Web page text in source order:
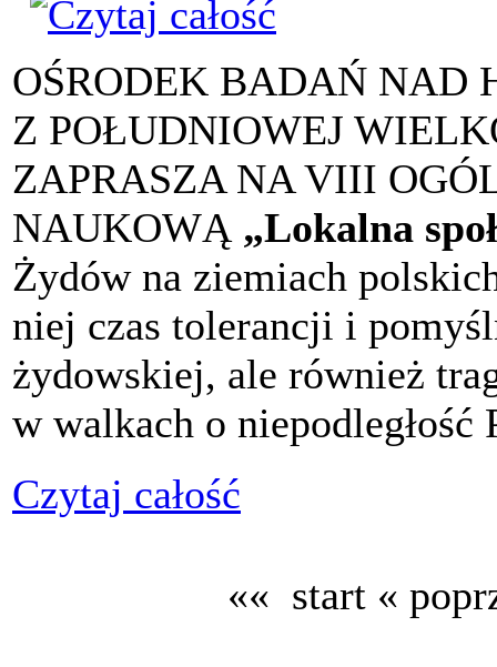
OŚRODEK BADAŃ NAD
Z POŁUDNIOWEJ
ZAPRASZA NA VIII
NAUKOWĄ „Lokalna
Żydów na ziemiach
niej czas tolerancji i
żydowskiej, ale również
w walkach o
Czytaj całość
«« start «